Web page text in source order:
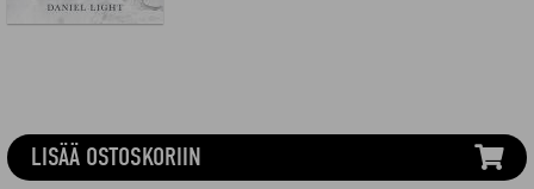
LISÄÄ OSTOSKORIIN